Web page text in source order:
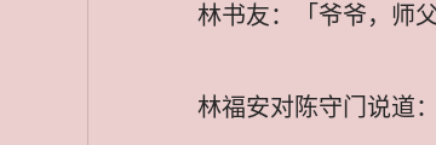
林书友：「爷爷，师
林福安对陈守门说道